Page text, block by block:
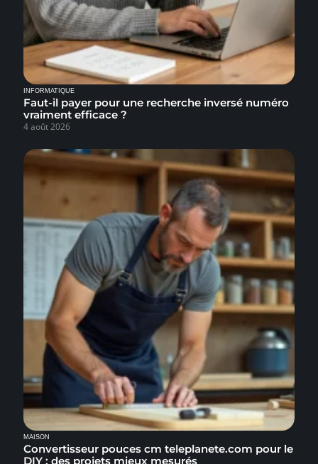
INFORMATIQUE
Faut-il payer pour une recherche inversé numéro
vraiment efficace ?
4 août 2026
MAISON
Convertisseur pouces cm teleplanete.com pour le
DIY : des projets mieux mesurés